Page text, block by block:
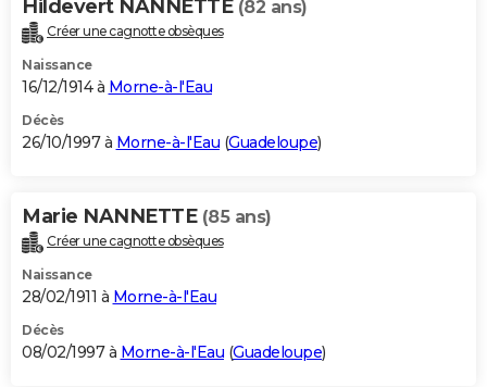
Hildevert NANNETTE (82 ans)
Créer une cagnotte obsèques
Naissance
16/12/1914 à Morne-à-l'Eau
Décès
26/10/1997 à Morne-à-l'Eau (Guadeloupe)
Marie NANNETTE (85 ans)
Créer une cagnotte obsèques
Naissance
28/02/1911 à Morne-à-l'Eau
Décès
08/02/1997 à Morne-à-l'Eau (Guadeloupe)